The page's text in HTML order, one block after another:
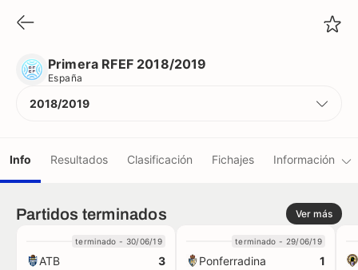
Primera RFEF 2018/2019
España
2018/2019
Info Resultados Clasificación Fichajes Información
Partidos terminados Ver más
terminado - 30/06/19
ATB
3
terminado - 29/06/19
Ponferradina
1